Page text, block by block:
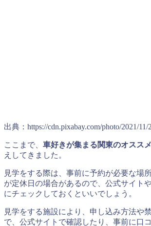
出典：https://cdn.pixabay.com/photo/2021/
ここまで、 車好きが集まる関東のオスス
えしてきました。
見学をする際は、事前に予約が必要な場
が定休日の場合があるので、公式サイト
にチェックしておくといいでしょう。
見学をする施設により、申し込み方法や
で、公式サイトで確認したり、事前に口